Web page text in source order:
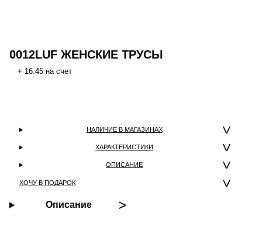
0012LUF ЖЕНСКИЕ ТРУСЫ
+ 16.45 на счет
НАЛИЧИЕ В МАГАЗИНАХ
ХАРАКТЕРИСТИКИ
ОПИСАНИЕ
ХОЧУ В ПОДАРОК
Описание